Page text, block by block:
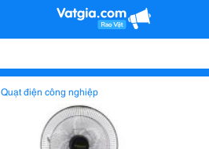
Quạt điện công nghiệp